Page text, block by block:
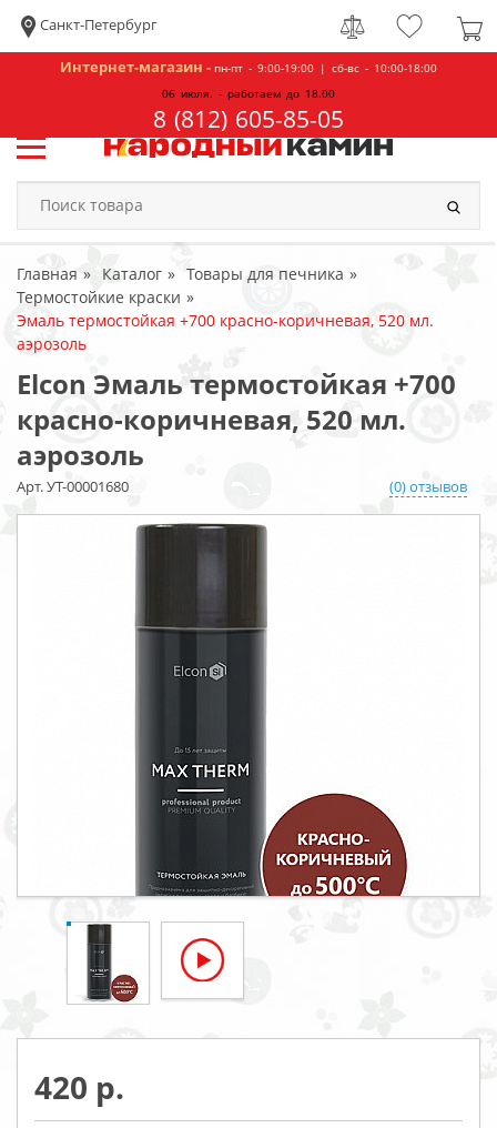
Санкт-Петербург
Интернет-магазин - пн-пт - 9:00-19:00 | сб-вс - 10:00-18:00
06 июля. - работаем до 18.00
8 (812) 605-85-05
Главная Каталог
Товары для печника
Термостойкие краски
Эмаль термостойкая +700 красно-коричневая, 520 мл.
аэрозоль
Elcon Эмаль термостойкая +700
красно-коричневая, 520 мл.
аэрозоль
Арт. УТ-00001680 (0) отзывов
420